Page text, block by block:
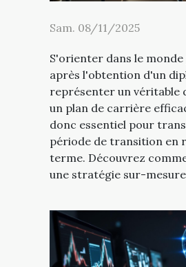
Sam. 08/11/2025
S'orienter dans le
après l'obtention d'un
représenter un véritable
un plan de carrière
donc essentiel pour
période de transition en
terme. Découvrez
une stratégie sur-